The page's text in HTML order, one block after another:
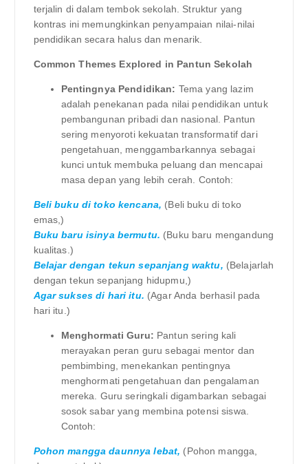
terjalin di dalam tembok sekolah. Struktur yang
kontras ini memungkinkan penyampaian nilai-nilai
pendidikan secara halus dan menarik.
Common Themes Explored in Pantun Sekolah
Pentingnya Pendidikan: Tema yang lazim
adalah penekanan pada nilai pendidikan untuk
pembangunan pribadi dan nasional. Pantun
sering menyoroti kekuatan transformatif dari
pengetahuan, menggambarkannya sebagai
kunci untuk membuka peluang dan mencapai
masa depan yang lebih cerah. Contoh:
Beli buku di toko kencana, (Beli buku di toko
emas,)
Buku baru isinya bermutu. (Buku baru mengandung
kualitas.)
Belajar dengan tekun sepanjang waktu, (Belajarlah
dengan tekun sepanjang hidupmu,)
Agar sukses di hari itu. (Agar Anda berhasil pada
hari itu.)
Menghormati Guru: Pantun sering kali
merayakan peran guru sebagai mentor dan
pembimbing, menekankan pentingnya
menghormati pengetahuan dan pengalaman
mereka. Guru seringkali digambarkan sebagai
sosok sabar yang membina potensi siswa.
Contoh:
Pohon mangga daunnya lebat, (Pohon mangga,